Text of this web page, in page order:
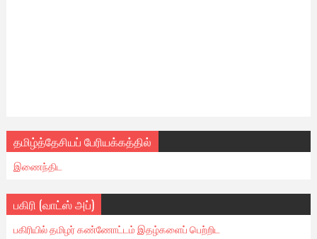
தமிழ்த்தேசியப் பேரியக்கத்தில்
இணைந்திட
பகிரி (வாட்ஸ் அப்)
பகிரியில் தமிழர் கண்ணோட்டம் இதழ்களைப் பெற்றிட